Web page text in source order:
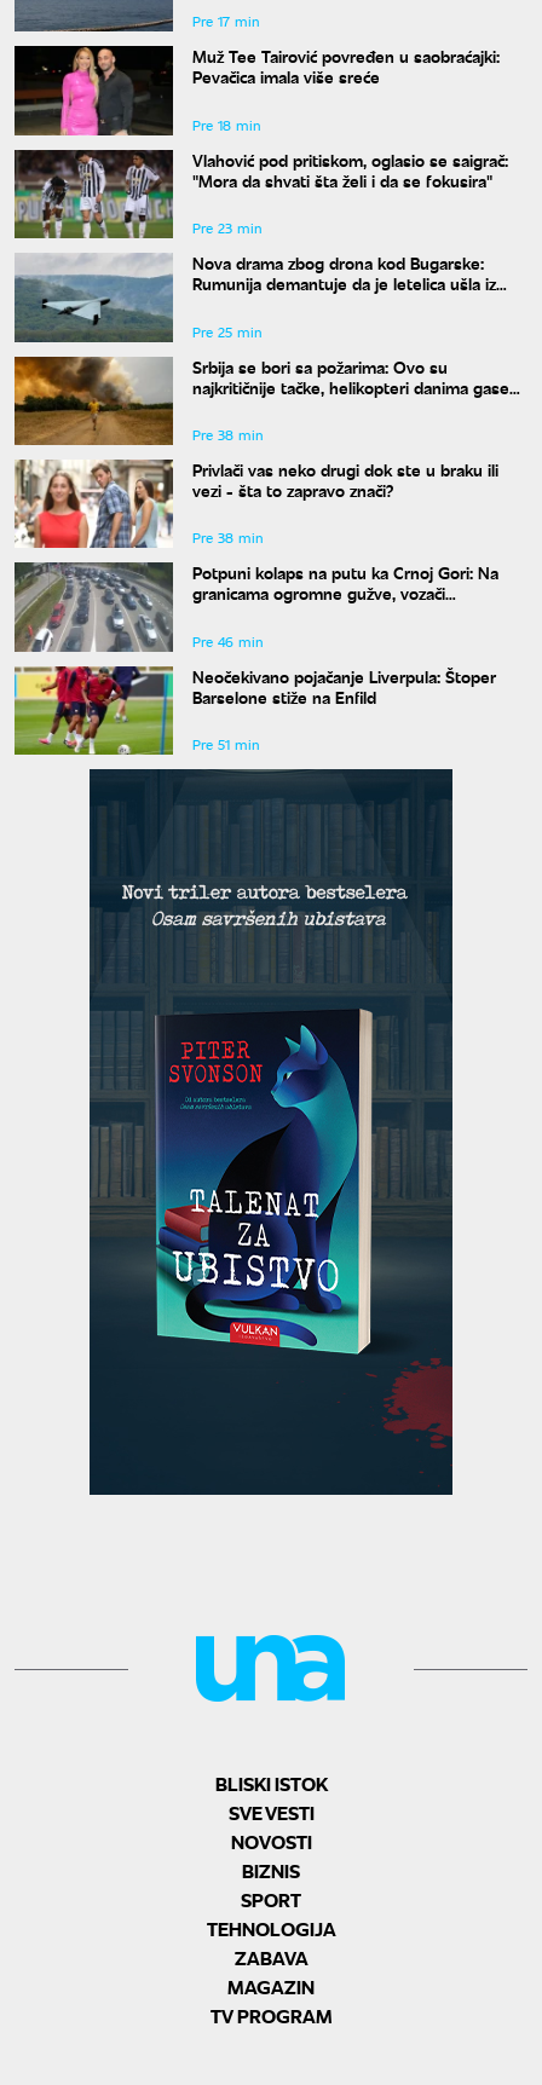
Pre 17 min
Muž Tee Tairović povređen u saobraćajki:
Pevačica imala više sreće
Pre 18 min
Vlahović pod pritiskom, oglasio se saigrač:
"Mora da shvati šta želi i da se fokusira"
Pre 23 min
Nova drama zbog drona kod Bugarske:
Rumunija demantuje da je letelica ušla iz
Pre 25 min
Srbija se bori sa požarima: Ovo su
najkritičnije tačke, helikopteri danima gase
Pre 38 min
Privlači vas neko drugi dok ste u braku ili
vezi - šta to zapravo znači?
Pre 38 min
Potpuni kolaps na putu ka Crnoj Gori: Na
granicama ogromne gužve, vozači
Pre 46 min
Neočekivano pojačanje Liverpula: Štoper
Barselone stiže na Enfild
Pre 51 min
BLISKI ISTOK
SVE VESTI
NOVOSTI
BIZNIS
SPORT
TEHNOLOGIJA
ZABAVA
MAGAZIN
TV PROGRAM